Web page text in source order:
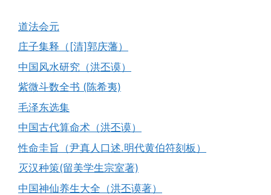
道法会元
庄子集释（[清]郭庆藩）
中国风水研究（洪丕谟）
紫微斗数全书 (陈希夷)
毛泽东选集
中国古代算命术（洪丕谟）
性命圭旨（尹真人口述.明代黄伯符刻板）
灭汉种策(留美学生宗室著)
中国神仙养生大全（洪丕谟著）